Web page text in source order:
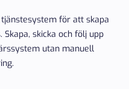
för att skapa
skicka och följ upp
utan manuell